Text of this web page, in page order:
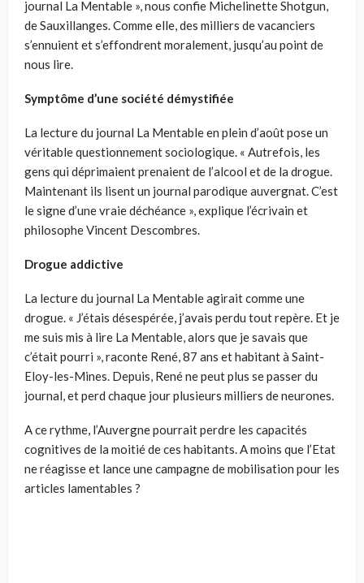
journal La Mentable », nous confie Michelinette Shotgun,
de Sauxillanges. Comme elle, des milliers de vacanciers
s’ennuient et s’effondrent moralement, jusqu’au point de
nous lire.
Symptôme d’une société démystifiée
La lecture du journal La Mentable en plein d’août pose un
véritable questionnement sociologique. « Autrefois, les
gens qui déprimaient prenaient de l’alcool et de la drogue.
Maintenant ils lisent un journal parodique auvergnat. C’est
le signe d’une vraie déchéance », explique l’écrivain et
philosophe Vincent Descombres.
Drogue addictive
La lecture du journal La Mentable agirait comme une
drogue. « J’étais désespérée, j’avais perdu tout repère. Et je
me suis mis à lire La Mentable, alors que je savais que
c’était pourri », raconte René, 87 ans et habitant à Saint-
Eloy-les-Mines. Depuis, René ne peut plus se passer du
journal, et perd chaque jour plusieurs milliers de neurones.
A ce rythme, l’Auvergne pourrait perdre les capacités
cognitives de la moitié de ces habitants. A moins que l’Etat
ne réagisse et lance une campagne de mobilisation pour les
articles lamentables ?